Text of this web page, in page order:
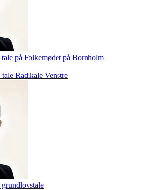
tale på Folkemødet på Bornholm
tale Radikale Venstre
grundlovstale